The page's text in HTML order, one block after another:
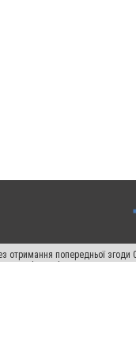
отримання попередньої
статті не нижче